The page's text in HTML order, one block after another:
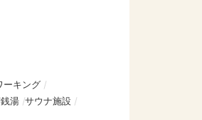
ーキング
銭湯 サウナ施設